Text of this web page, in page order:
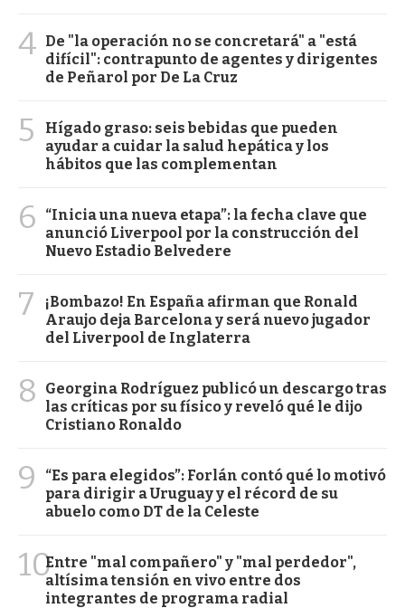
4 De "la operación no se concretará" a "está
difícil": contrapunto de agentes y dirigentes
de Peñarol por De La Cruz
5
Hígado graso: seis bebidas que pueden
ayudar a cuidar la salud hepática y los
hábitos que las complementan
6
“Inicia una nueva etapa”: la fecha clave que
anunció Liverpool por la construcción del
Nuevo Estadio Belvedere
7
¡Bombazo! En España afirman que Ronald
Araujo deja Barcelona y será nuevo jugador
del Liverpool de Inglaterra
8
Georgina Rodríguez publicó un descargo tras
las críticas por su físico y reveló qué le dijo
Cristiano Ronaldo
9
“Es para elegidos”: Forlán contó qué lo motivó
para dirigir a Uruguay y el récord de su
abuelo como DT de la Celeste
10Entre "mal compañero" y "mal perdedor",
altísima tensión en vivo entre dos
integrantes de programa radial